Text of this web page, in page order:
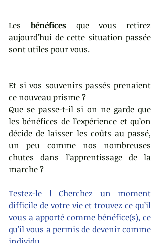
Les bénéfices que vous retirez
aujourd’hui de cette situation passée
sont utiles pour vous.
Et si vos souvenirs passés prenaient
ce nouveau prisme ?
Que se passe-t-il si on ne garde que
les bénéfices de l’expérience et qu’on
décide de laisser les coûts au passé,
un peu comme nos nombreuses
chutes dans l’apprentissage de la
marche ?
Testez-le ! Cherchez un moment
difficile de votre vie et trouvez ce qu’il
vous a apporté comme bénéfice(s), ce
qu’il vous a permis de devenir comme